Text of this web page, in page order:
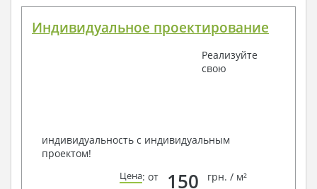
Индивидуальное проектирование
Реализуйте
свою
индивидуальность с индивидуальным
проектом!
Цена: от 150 грн. / м²